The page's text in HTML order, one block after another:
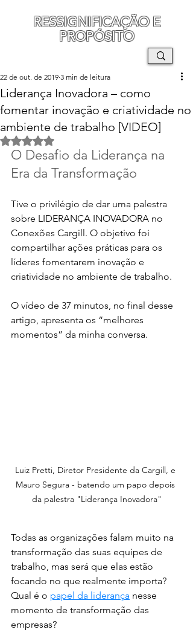
RESSIGNIFICAÇÃO E
PROPÓSITO
Liderança Inovadora – como
fomentar inovação e criatividade no
ambiente de trabalho [VIDEO]
22 de out. de 2019 3 min de leitura
Avaliado com NaN de 5 estrelas.
O Desafio da Liderança na
Era da Transformação
Tive o privilégio de dar uma palestra
sobre LIDERANÇA INOVADORA no
Conexões Cargill. O objetivo foi
compartilhar ações práticas para os
líderes fomentarem inovação e
criatividade no ambiente de trabalho.
O vídeo de 37 minutos, no final desse
artigo, apresenta os “melhores
momentos” da minha conversa.
Luiz Pretti, Diretor Presidente da Cargill, e
Mauro Segura - batendo um papo depois
da palestra "Liderança Inovadora"
Todas as organizações falam muito na
transformação das suas equipes de
trabalho, mas será que elas estão
focando no que realmente importa?
Qual é o papel da liderança nesse
momento de transformação das
empresas?